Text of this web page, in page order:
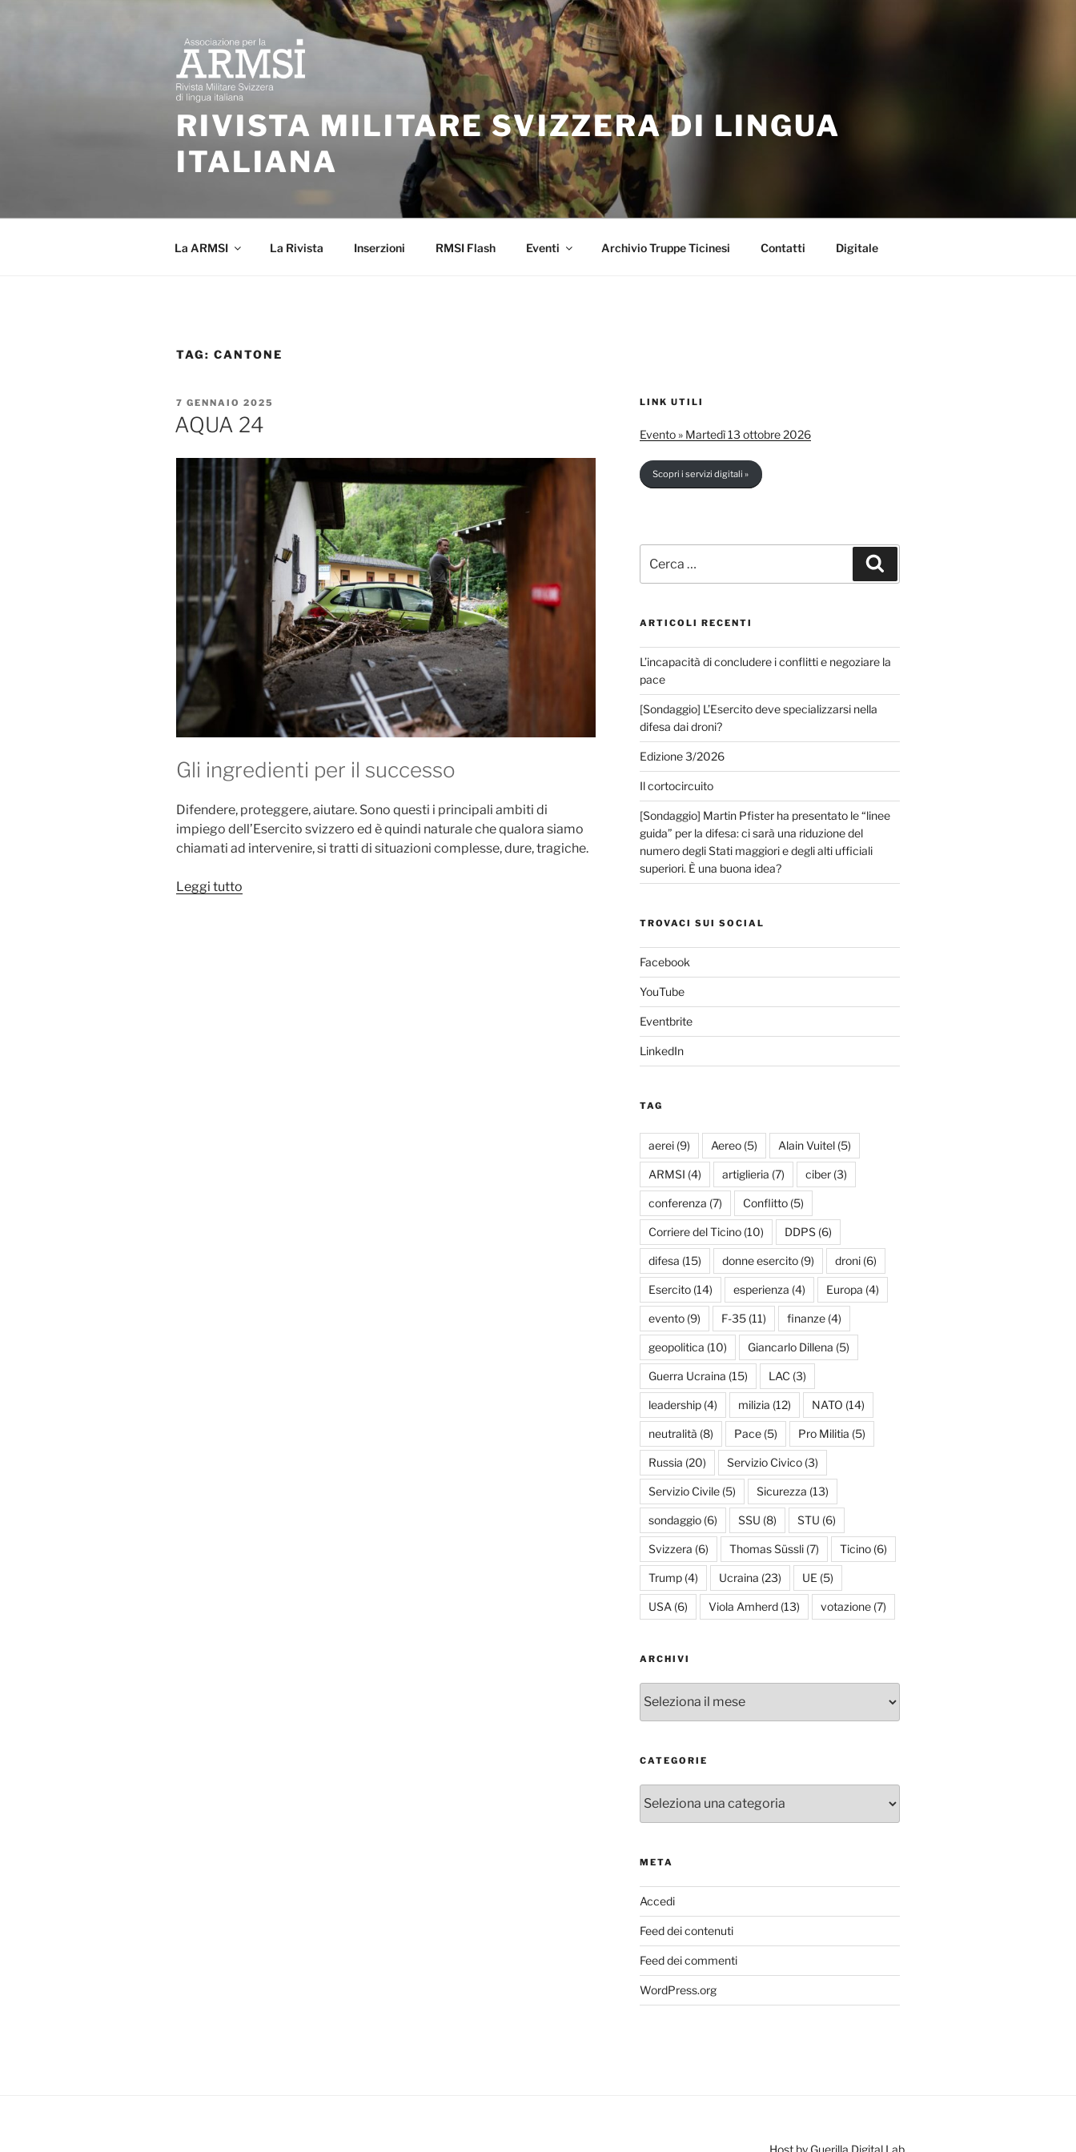
RIVISTA MILITARE SVIZZERA DI LINGUA
ITALIANA
La ARMSI La Rivista Inserzioni RMSI Flash Eventi Archivio Truppe Ticinesi Contatti Digitale
TAG: CANTONE
PUBBLICATO
IL
7 GENNAIO 2025
AQUA 24
Gli ingredienti per il successo
Difendere, proteggere, aiutare. Sono questi i principali ambiti di
impiego dell’Esercito svizzero ed è quindi naturale che qualora siamo
chiamati ad intervenire, si tratti di situazioni complesse, dure, tragiche.
Leggi tutto
LINK UTILI
Evento » Martedì 13 ottobre 2026
Scopri i servizi digitali »
ARTICOLI RECENTI
L’incapacità di concludere i conflitti e negoziare la
pace
[Sondaggio] L’Esercito deve specializzarsi nella
difesa dai droni?
Edizione 3/2026
Il cortocircuito
[Sondaggio] Martin Pfister ha presentato le “linee
guida” per la difesa: ci sarà una riduzione del
numero degli Stati maggiori e degli alti ufficiali
superiori. È una buona idea?
TROVACI SUI SOCIAL
Facebook
YouTube
Eventbrite
LinkedIn
TAG
aerei(9) Aereo(5) Alain Vuitel(5)
ARMSI (4) artiglieria (7) ciber(3)
conferenza (7) Conflitto(5)
Corriere del Ticino(10) DDPS(6)
difesa (15) donne esercito(9) droni(6)
Esercito(14) esperienza (4) Europa (4)
evento(9) F-35(11) finanze(4)
geopolitica (10) Giancarlo Dillena (5)
Guerra Ucraina (15) LAC (3)
leadership(4) milizia (12) NATO (14)
neutralità (8) Pace(5) Pro Militia (5)
Russia (20) Servizio Civico(3)
Servizio Civile(5) Sicurezza (13)
sondaggio(6) SSU (8) STU (6)
Svizzera (6) Thomas Süssli(7) Ticino(6)
Trump(4) Ucraina (23) UE (5)
USA (6) Viola Amherd(13) votazione(7)
ARCHIVI
CATEGORIE
META
Accedi
Feed dei contenuti
Feed dei commenti
WordPress.org
Host by Guerilla Digital Lab